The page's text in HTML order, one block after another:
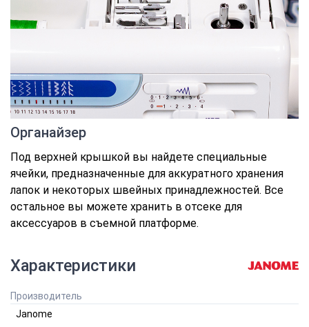
Органайзер
Под верхней крышкой вы найдете специальные
ячейки, предназначенные для аккуратного хранения
лапок и некоторых швейных принадлежностей. Все
остальное вы можете хранить в отсеке для
аксессуаров в съемной платформе.
Характеристики
Производитель
Janome